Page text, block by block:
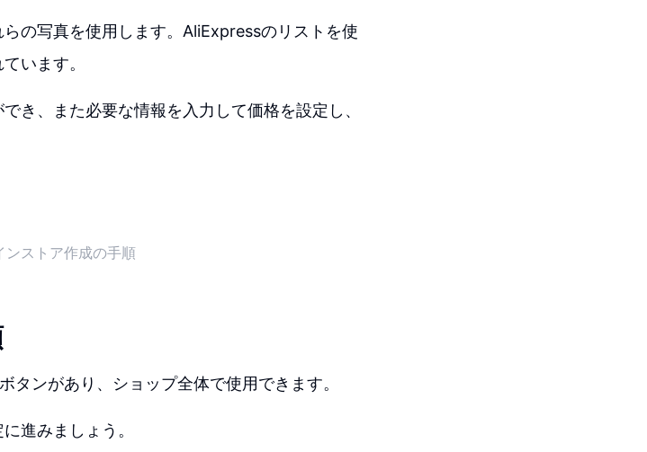
の写真を使用します。AliExpressのリストを使
います。
き、また必要な情報を入力して価格を設定し、
ンストア作成の手順
ンがあり、ショップ全体で使用できます。
進みましょう。